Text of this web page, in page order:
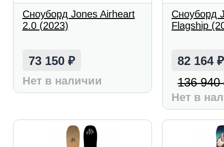
Сноуборд Jones Airheart
2.0 (2023)
73 150 ₽
Нет в наличии
Сноуборд
Flagship
82 164₽
136 940
Нет в